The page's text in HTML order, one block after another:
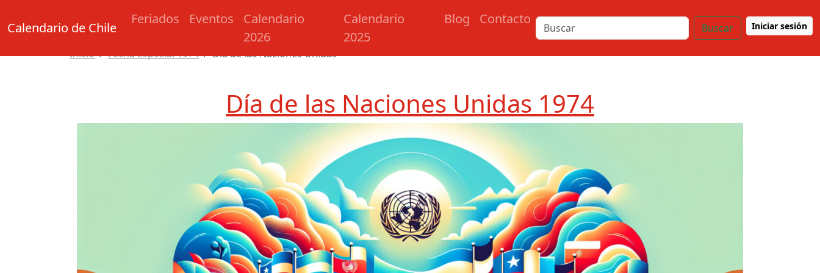
Calendario de Chile
Feriados Eventos
Calendario
2026
Calendario
2025
Blog Contacto
Buscar Iniciar sesión
Inicio Fecha Especial 1974 Día de las Naciones Unidas
Día de las Naciones Unidas 1974